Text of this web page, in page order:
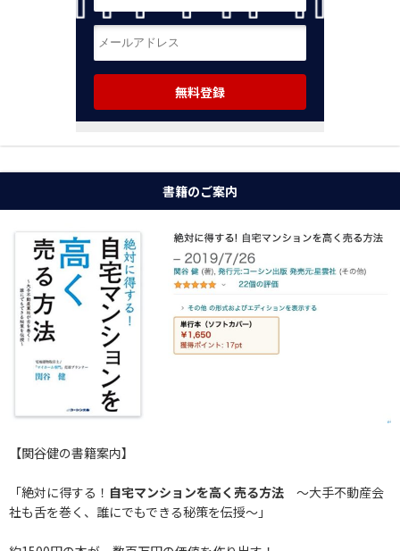
書籍のご案内
【関谷健の書籍案内】
「絶対に得する！ 自宅マンションを高く売る方法 〜大手不動産会
社も舌を巻く、誰にでもできる秘策を伝授〜」